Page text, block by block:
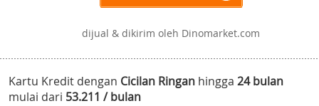
dijual & dikirim oleh Dinomarket.com
Kartu Kredit dengan Cicilan Ringan hingga 24 bulan
mulai dari 53.211 / bulan